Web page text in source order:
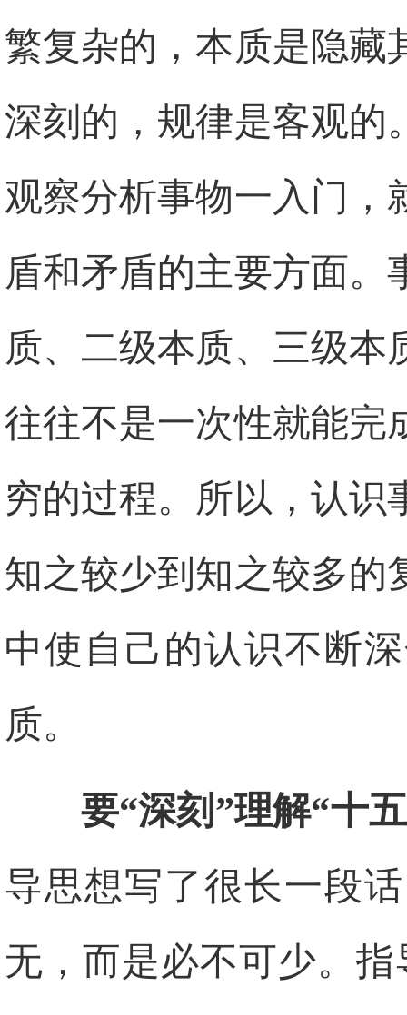
繁复杂的，本质是隐藏
深刻的，规律是客观的
观察分析事物一入门，
盾和矛盾的主要方面。
质、二级本质、三级本
往往不是一次性就能完
穷的过程。所以，认识
知之较少到知之较多的
中使自己的认识不断
质。
要“深刻”理解“十
导思想写了很长一段
无，而是必不可少。